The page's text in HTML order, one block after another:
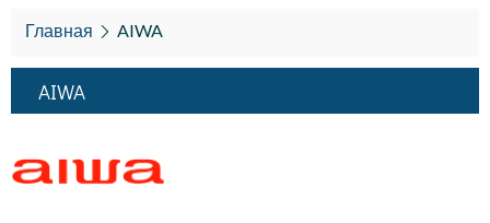
Главная AIWA
AIWA